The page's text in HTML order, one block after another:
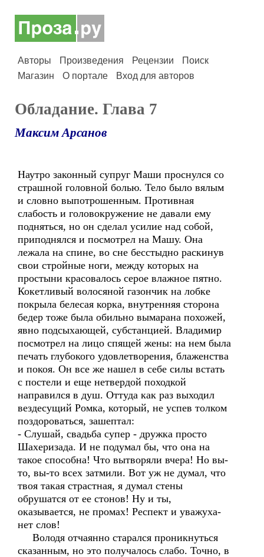
Авторы Произведения Рецензии
Поиск
Магазин
О портале Вход для авторов
Обладание. Глава 7
Максим Арсанов
Наутро законный супруг Маши проснулся со
страшной головной болью. Тело было вялым
и словно выпотрошенным. Противная
слабость и головокружение не давали ему
подняться, но он сделал усилие над собой,
приподнялся и посмотрел на Машу. Она
лежала на спине, во сне бесстыдно раскинув
свои стройные ноги, между которых на
простыни красовалось серое влажное пятно.
Кокетливый волосяной газончик на лобке
покрыла белесая корка, внутренняя сторона
бедер тоже была обильно вымарана похожей,
явно подсыхающей, субстанцией. Владимир
посмотрел на лицо спящей жены: на нем была
печать глубокого удовлетворения, блаженства
и покоя. Он все же нашел в себе силы встать
с постели и еще нетвердой походкой
направился в душ. Оттуда как раз выходил
вездесущий Ромка, который, не успев толком
поздороваться, зашептал:
- Слушай, свадьба супер - дружка просто
Шахеризада. И не подумал бы, что она на
такое способна! Что вытворяли вчера! Но вы-
то, вы-то всех затмили. Вот уж не думал, что
твоя такая страстная, я думал стены
обрушатся от ее стонов! Ну и ты,
оказывается, не промах! Респект и уважуха-
нет слов!
Володя отчаянно старался проникнуться
сказанным, но это получалось слабо. Точно, в